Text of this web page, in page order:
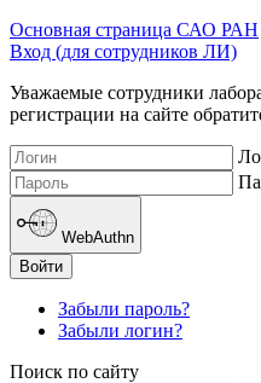
Основная страница САО РАН
Вход (для сотрудников ЛИ)
Уважаемые сотрудники
регистрации на сайте
WebAuthn
Войти
Забыли пароль?
Забыли логин?
Поиск по сайту